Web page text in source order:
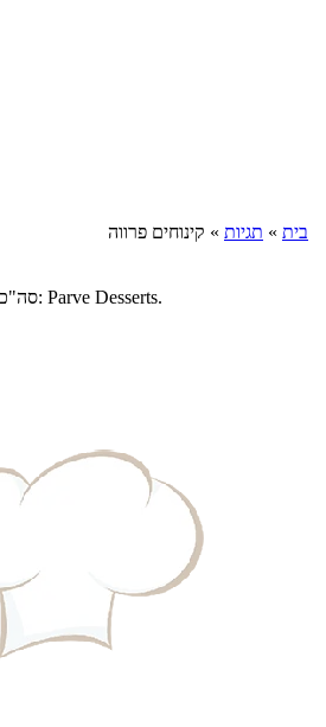
בית » תגיות » קינוחים פרווה
סה"כ 157 מתכונים, שם באנגלית: Parve Desserts.